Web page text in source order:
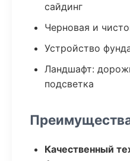
сайдинг
Черновая и
Устройство
Ландшафт:
подсветка
Качественный